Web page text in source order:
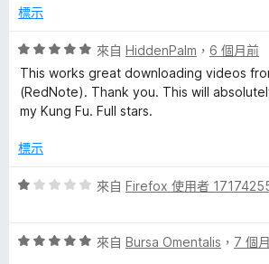
分
滿
分
5
分
標示
評
價
5
分
滿
5
來自 HiddenPalm ， 6 個月前
This works great downloading videos
(RedNote). Thank you. This will
my Kung Fu. Full stars.
標示
評
分
來自 Firefox 使用者
評
來自 Bursa Omentalis ， 7 個